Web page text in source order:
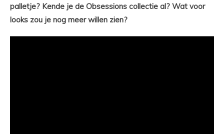
palletje? Kende je de Obsessions collectie al? Wat voor
looks zou je nog meer willen zien?